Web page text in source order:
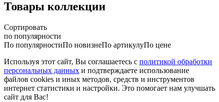
Товары коллекции
Сортировать
по популярности
По популярностиПо новизнеПо артикулуПо цене
Используя этот сайт, Вы соглашаетесь с политикой обработки
персональных данных и подтверждаете использование
файлов cookies и иных методов, средств и инструментов
интернет статистики и настройки. Это помогает нам улучшать
сайт для Вас!